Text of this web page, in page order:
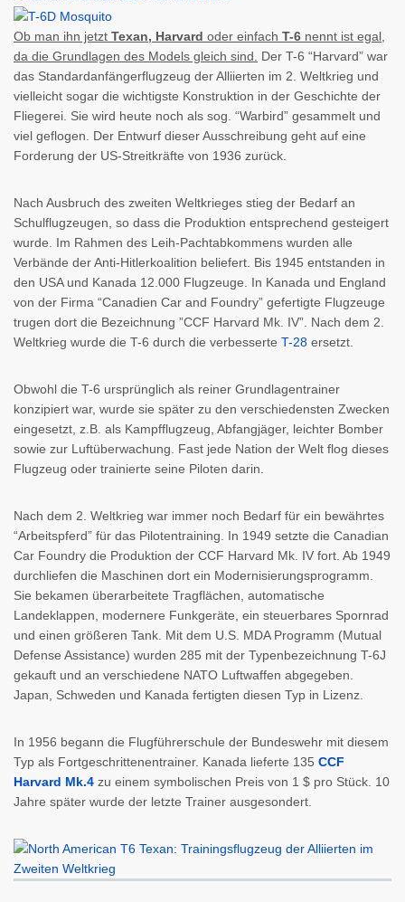
Ob man ihn jetzt Texan, Harvard oder einfach T-6 nennt ist egal,
da die Grundlagen des Models gleich sind.
Der T-6 “Harvard” war
das Standardanfängerflugzeug der Alliierten im 2. Weltkrieg und
vielleicht sogar die wichtigste Konstruktion in der Geschichte der
Fliegerei. Sie wird heute noch als sog. “Warbird” gesammelt und
viel geflogen. Der Entwurf dieser Ausschreibung geht auf eine
Forderung der US-Streitkräfte von 1936 zurück.
Nach Ausbruch des zweiten Weltkrieges stieg der Bedarf an
Schulflugzeugen, so dass die Produktion entsprechend gesteigert
wurde. Im Rahmen des Leih-Pachtabkommens wurden alle
Verbände der Anti-Hitlerkoalition beliefert. Bis 1945 entstanden in
den USA und Kanada 12.000 Flugzeuge. In Kanada und England
von der Firma “Canadien Car and Foundry” gefertigte Flugzeuge
trugen dort die Bezeichnung ”CCF Harvard Mk. IV”. Nach dem 2.
Weltkrieg wurde die T-6 durch die verbesserte T-28 ersetzt.
Obwohl die T-6 ursprünglich als reiner Grundlagentrainer
konzipiert war, wurde sie später zu den verschiedensten Zwecken
eingesetzt, z.B. als Kampfflugzeug, Abfangjäger, leichter Bomber
sowie zur Luftüberwachung. Fast jede Nation der Welt flog dieses
Flugzeug oder trainierte seine Piloten darin.
Nach dem 2. Weltkrieg war immer noch Bedarf für ein bewährtes
“Arbeitspferd” für das Pilotentraining. In 1949 setzte die Canadian
Car Foundry die Produktion der CCF Harvard Mk. IV fort. Ab 1949
durchliefen die Maschinen dort ein Modernisierungsprogramm.
Sie bekamen überarbeitete Tragflächen, automatische
Landeklappen, modernere Funkgeräte, ein steuerbares Spornrad
und einen größeren Tank. Mit dem U.S. MDA Programm (Mutual
Defense Assistance) wurden 285 mit der Typenbezeichnung T-6J
gekauft und an verschiedene NATO Luftwaffen abgegeben.
Japan, Schweden und Kanada fertigten diesen Typ in Lizenz.
In 1956 begann die Flugführerschule der Bundeswehr mit diesem
Typ als Fortgeschrittenentrainer. Kanada lieferte 135 CCF
Harvard Mk.4 zu einem symbolischen Preis von 1 $ pro Stück. 10
Jahre später wurde der letzte Trainer ausgesondert.